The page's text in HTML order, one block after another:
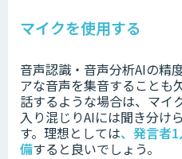
マイクを使用する
音声認識・音声分析AIの精
アな音声を集音することも
話するような場合は、マイ
入り混じりAIには聞き分け
す。 理想としては、 発言者
備すると良いでしょう。